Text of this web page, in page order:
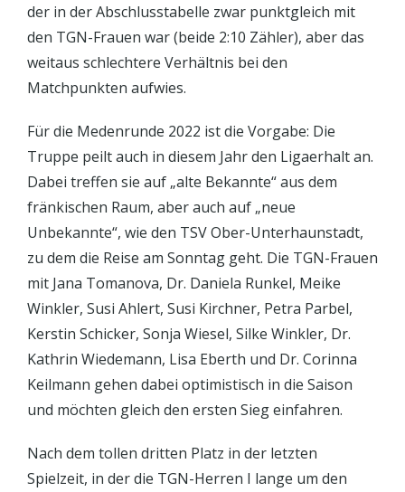
der in der Abschlusstabelle zwar punktgleich mit
den TGN-Frauen war (beide 2:10 Zähler), aber das
weitaus schlechtere Verhältnis bei den
Matchpunkten aufwies.
Für die Medenrunde 2022 ist die Vorgabe: Die
Truppe peilt auch in diesem Jahr den Ligaerhalt an.
Dabei treffen sie auf „alte Bekannte“ aus dem
fränkischen Raum, aber auch auf „neue
Unbekannte“, wie den TSV Ober-Unterhaunstadt,
zu dem die Reise am Sonntag geht. Die TGN-Frauen
mit Jana Tomanova, Dr. Daniela Runkel, Meike
Winkler, Susi Ahlert, Susi Kirchner, Petra Parbel,
Kerstin Schi­cker, Sonja Wiesel, Silke Winkler, Dr.
Kathrin Wiedemann, Lisa Eberth und Dr. Corinna
Keilmann gehen dabei optimistisch in die Saison
und möchten gleich den ersten Sieg einfahren.
Nach dem tollen dritten Platz in der letzten
Spielzeit, in der die TGN-Herren I lange um den